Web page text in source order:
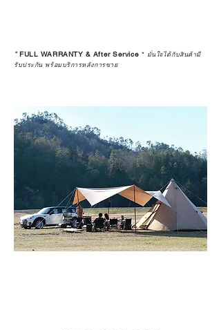
*FULL WARRANTY & After Service * มั่นใจได้กับสินค้ามี
รับประกัน พร้อมบริการหลังการขาย